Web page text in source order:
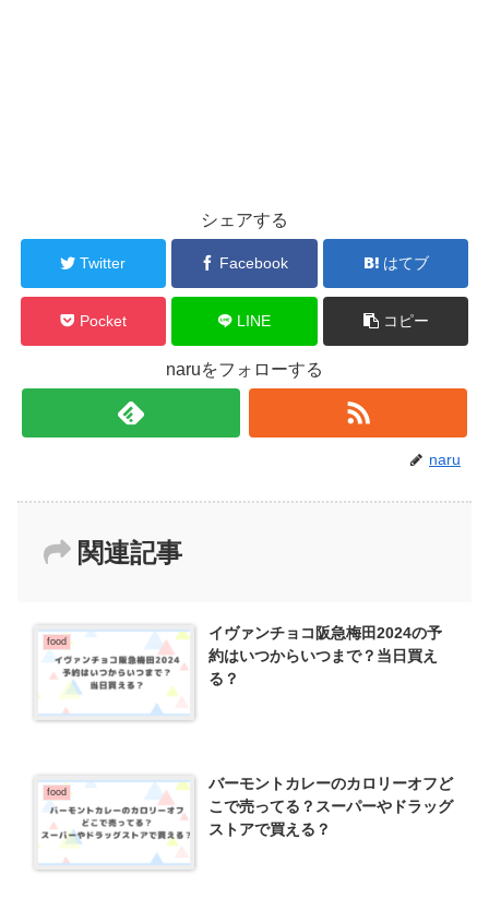
シェアする
Twitter Facebook はてブ
Pocket LINE コピー
naruをフォローする
naru
関連記事
food
イヴァンチョコ阪急梅田2024の予
約はいつからいつまで？当日買え
る？
food
バーモントカレーのカロリーオフど
こで売ってる？スーパーやドラッグ
ストアで買える？